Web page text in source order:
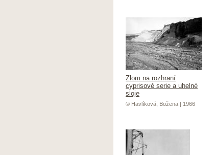
Zlom na rozhraní
cyprisové serie a uhelné
sloje
© Havlíková, Božena | 1966